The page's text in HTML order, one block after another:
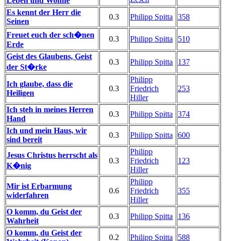
Es kennt der Herr die
Seinen
0.3 Philipp Spitta 358
Freuet euch der sch�nen
Erde
0.3 Philipp Spitta 510
Geist des Glaubens, Geist
der St�rke
0.3 Philipp Spitta 137
Ich glaube, dass die
Heiligen
0.3
Philipp
Friedrich
Hiller
253
Ich steh in meines Herren
Hand
0.3 Philipp Spitta 374
Ich und mein Haus, wir
sind bereit
0.3 Philipp Spitta 600
Jesus Christus herrscht als
K�nig
0.3
Philipp
Friedrich
Hiller
123
Mir ist Erbarmung
widerfahren
0.6
Philipp
Friedrich
Hiller
355
O komm, du Geist der
Wahrheit
0.3 Philipp Spitta
136
O komm, du Geist der
0.2 Philipp Spitta 588